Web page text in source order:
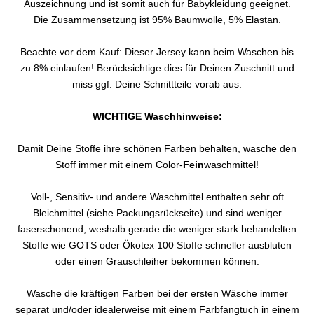
Auszeichnung und ist somit auch für Babykleidung geeignet.
Die Zusammensetzung ist 95% Baumwolle, 5% Elastan.
Beachte vor dem Kauf: Dieser Jersey kann beim Waschen bis
zu 8% einlaufen! Berücksichtige dies für Deinen Zuschnitt und
miss ggf. Deine Schnittteile vorab aus.
WICHTIGE Waschhinweise:
Damit Deine Stoffe ihre schönen Farben behalten, wasche den
Stoff immer mit einem Color-Feinwaschmittel!
Voll-, Sensitiv- und andere Waschmittel enthalten sehr oft
Bleichmittel (siehe Packungsrückseite) und sind weniger
faserschonend, weshalb gerade die weniger stark behandelten
Stoffe wie GOTS oder Ökotex 100 Stoffe schneller ausbluten
oder einen Grauschleiher bekommen können.
Wasche die kräftigen Farben bei der ersten Wäsche immer
separat und/oder idealerweise mit einem Farbfangtuch in einem